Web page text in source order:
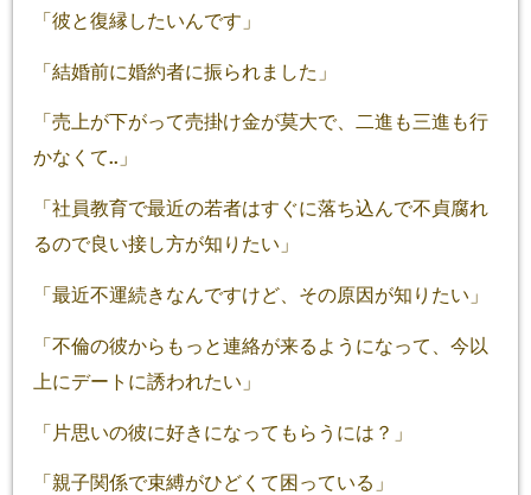
「彼と復縁したいんです」
「結婚前に婚約者に振られました」
「売上が下がって売掛け金が莫大で、二進も三進も行
かなくて..」
「社員教育で最近の若者はすぐに落ち込んで不貞腐れ
るので良い接し方が知りたい」
「最近不運続きなんですけど、その原因が知りたい」
「不倫の彼からもっと連絡が来るようになって、今以
上にデートに誘われたい」
「片思いの彼に好きになってもらうには？」
「親子関係で束縛がひどくて困っている」